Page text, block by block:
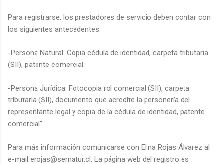
Para registrarse, los prestadores de servicio deben contar con
los siguientes antecedentes:
-Persona Natural: Copia cédula de identidad, carpeta tributaria
(SII), patente comercial.
-Persona Jurídica: Fotocopia rol comercial (SII), carpeta
tributaria (SII), documento que acredite la personería del
representante legal y copia de la cédula de identidad, patente
comercial”.
Para más información comunicarse con Elina Rojas Álvarez al
e-mail erojas@sernatur.cl. La página web del registro es